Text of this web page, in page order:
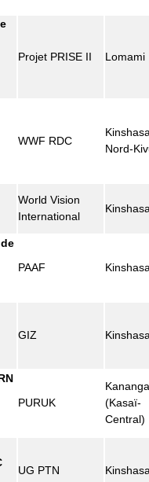
Projet PRISE II Lomami
WWF RDC
Nord-
World Vision
International
Kinshasa
PAAF Kinshasa
GIZ Kinshasa
PURUK
Kananga
(Kasaï-
Central)
UG PTN Kinshasa